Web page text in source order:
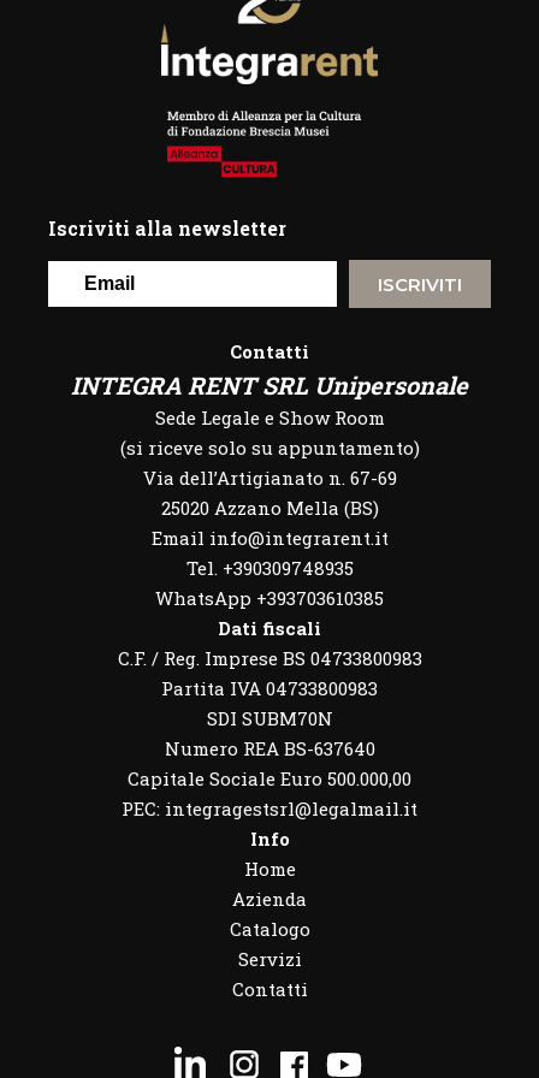
Iscriviti alla newsletter
ISCRIVITI
Contatti
INTEGRA RENT SRL Unipersonale
Sede Legale e Show Room
(si riceve solo su appuntamento)
Via dell’Artigianato n. 67-69
25020 Azzano Mella (BS)
Email info@integrarent.it
Tel. +390309748935
WhatsApp +393703610385
Dati fiscali
C.F. / Reg. Imprese BS 04733800983
Partita IVA 04733800983
SDI SUBM70N
Numero REA BS-637640
Capitale Sociale Euro 500.000,00
PEC: integragestsrl@legalmail.it
Info
Home
Azienda
Catalogo
Servizi
Contatti